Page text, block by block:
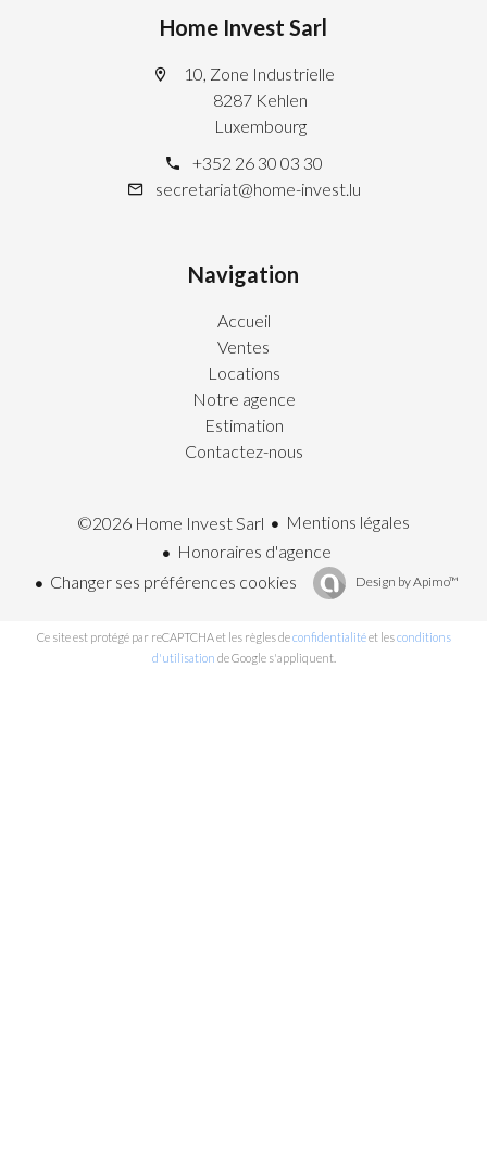
Home Invest Sarl
10, Zone Industrielle
8287 Kehlen
Luxembourg
+352 26 30 03 30
secretariat@home-invest.lu
Navigation
Accueil
Ventes
Locations
Notre agence
Estimation
Contactez-nous
©2026 Home Invest Sarl
Mentions légales
Honoraires d'agence
Changer ses préférences cookies
Design byApimo™
Ce site est protégé par reCAPTCHA et les règles deconfidentialitéet lesconditions
d'utilisation de Google s'appliquent.